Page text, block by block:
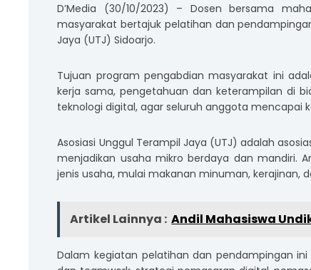
D’Media (30/10/2023) – Dosen bersama
masyarakat bertajuk pelatihan dan
Jaya (UTJ) Sidoarjo.
Tujuan program pengabdian masyarakat ini
kerja sama, pengetahuan dan keterampilan di
teknologi digital, agar seluruh anggota mencapai
Asosiasi Unggul Terampil Jaya (UTJ) adalah
menjadikan usaha mikro berdaya dan mandiri.
jenis usaha, mulai makanan minuman, kerajinan,
Artikel Lainnya : Andil Mahasiswa
Dalam kegiatan pelatihan dan pendampingan